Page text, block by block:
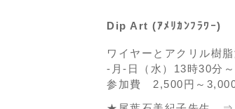
Dip Art (ｱﾒﾘｶﾝﾌﾗﾜｰ)
ワイヤーとアクリル樹
-月-日（水）13時30分
参加費 2,500円～3,000